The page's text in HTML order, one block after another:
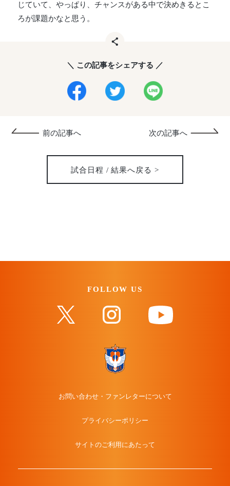
じていて、やっぱり、チャンスがある中で決めきるとこ
ろが課題かなと思う。
＼ この記事をシェアする ／
試合日程 / 結果へ戻る >
前の記事へ 次の記事へ
FOLLOW US
お問い合わせ・ファンレターについて
プライバシーポリシー
サイトのご利用にあたって